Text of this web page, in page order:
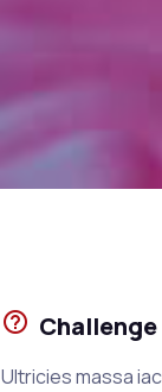
Challenge
Ultricies massa